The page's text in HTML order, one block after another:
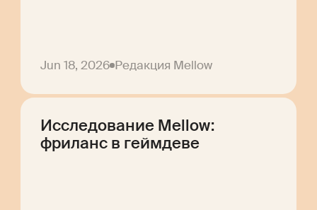
Jun 18, 2026 Редакция Mellow
Исследование Mellow:
фриланс в геймдеве